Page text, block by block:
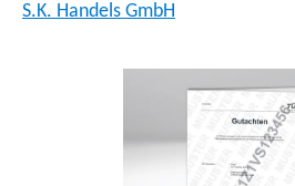
S.K. Handels GmbH